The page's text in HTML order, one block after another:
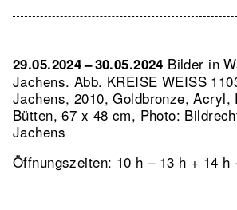
29.05.2024 – 30.05.2024 Bilder in
Jachens. Abb. KREISE WEISS
Jachens, 2010, Goldbronze, Acryl,
Bütten, 67 x 48 cm, Photo:
Jachens
Öffnungszeiten: 10 h – 13 h + 14 h